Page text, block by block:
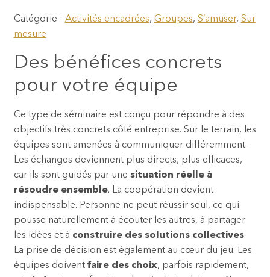
n
t
t
é
d
e
S
é
m
i
n
a
i
r
e
d
Catégorie : Activités encadrées, Groupes, S’amuser, Sur
mesure
Des bénéfices concrets
pour votre équipe
Ce type de séminaire est conçu pour répondre à des
objectifs très concrets côté entreprise. Sur le terrain, les
équipes sont amenées à communiquer différemment.
Les échanges deviennent plus directs, plus efficaces,
car ils sont guidés par une situation réelle à
résoudre ensemble. La coopération devient
indispensable. Personne ne peut réussir seul, ce qui
pousse naturellement à écouter les autres, à partager
les idées et à construire des solutions collectives.
La prise de décision est également au cœur du jeu. Les
équipes doivent faire des choix, parfois rapidement,